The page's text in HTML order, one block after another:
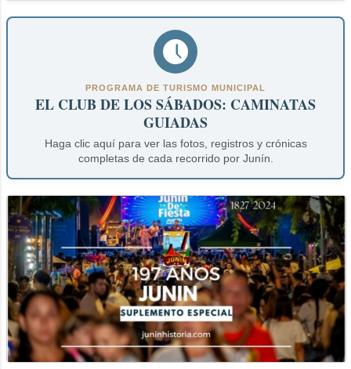
PROGRAMA DE TURISMO MUNICIPAL
EL CLUB DE LOS SÁBADOS: CAMINATAS
GUIADAS
Haga clic aquí para ver las fotos, registros y crónicas
completas de cada recorrido por Junín.